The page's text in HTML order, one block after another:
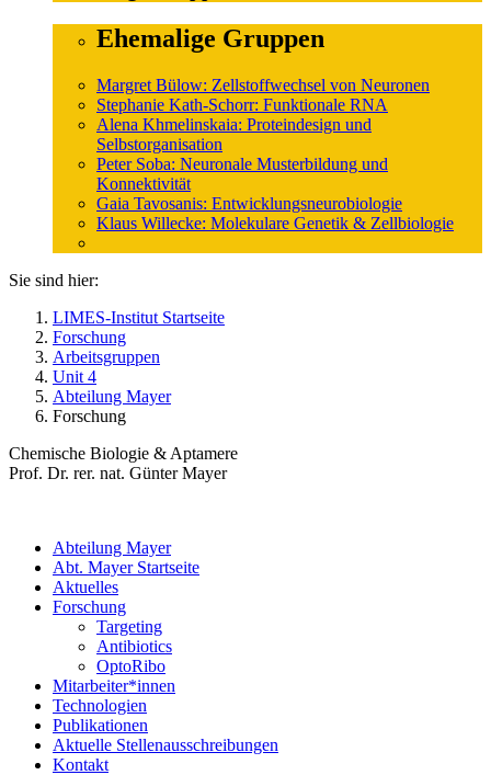
Ehemalige Gruppen
Margret Bülow: Zellstoffwechsel von Neuronen
Stephanie Kath-Schorr: Funktionale RNA
Alena Khmelinskaia: Proteindesign und
Selbstorganisation
Peter Soba: Neuronale Musterbildung und
Konnektivität
Gaia Tavosanis: Entwicklungsneurobiologie
Klaus Willecke: Molekulare Genetik & Zellbiologie
Sie sind hier:
LIMES-Institut Startseite
Forschung
Arbeitsgruppen
Unit 4
Abteilung Mayer
Forschung
Chemische Biologie & Aptamere
Prof. Dr. rer. nat. Günter Mayer
Abteilung Mayer
Abt. Mayer Startseite
Aktuelles
Forschung
Targeting
Antibiotics
OptoRibo
Mitarbeiter*innen
Technologien
Publikationen
Aktuelle Stellenausschreibungen
Kontakt